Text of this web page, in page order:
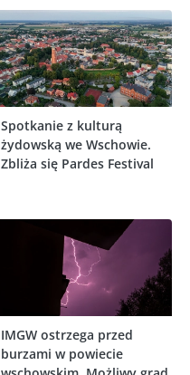
Spotkanie z kulturą
żydowską we Wschowie.
Zbliża się Pardes Festival
IMGW ostrzega przed
burzami w powiecie